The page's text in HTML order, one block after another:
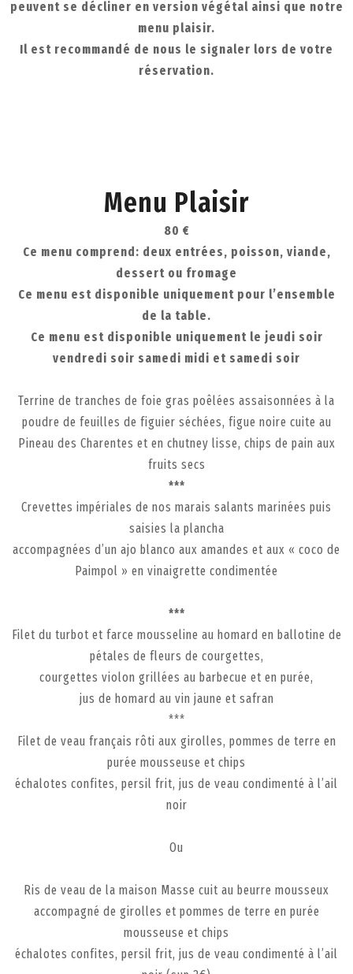
peuvent se décliner en version végétal ainsi que notre
menu plaisir.
Il est recommandé de nous le signaler lors de votre
réservation.
Menu Plaisir
80 €
Ce menu comprend: deux entrées, poisson, viande,
dessert ou fromage
Ce menu est disponible uniquement pour l’ensemble
de la table.
Ce menu est disponible uniquement le jeudi soir
vendredi soir samedi midi et samedi soir
Terrine de tranches de foie gras poêlées assaisonnées à la
poudre de feuilles de figuier séchées, figue noire cuite au
Pineau des Charentes et en chutney lisse, chips de pain aux
fruits secs
***
Crevettes impériales de nos marais salants marinées puis
saisies la plancha
accompagnées d’un ajo blanco aux amandes et aux « coco de
Paimpol » en vinaigrette condimentée
***
Filet du turbot et farce mousseline au homard en ballotine de
pétales de fleurs de courgettes,
courgettes violon grillées au barbecue et en purée,
jus de homard au vin jaune et safran
***
Filet de veau français rôti aux girolles, pommes de terre en
purée mousseuse et chips
échalotes confites, persil frit, jus de veau condimenté à l’ail
noir
Ou
Ris de veau de la maison Masse cuit au beurre mousseux
accompagné de girolles et pommes de terre en purée
mousseuse et chips
échalotes confites, persil frit, jus de veau condimenté à l’ail